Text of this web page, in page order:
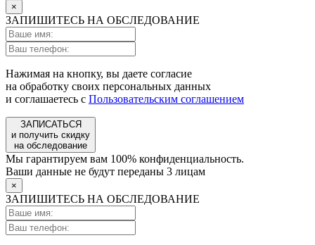
×
ЗАПИШИТЕСЬ НА ОБСЛЕДОВАНИЕ
Нажимая на кнопку, вы даете согласие
на обработку своих персональных данных
и соглашаетесь с Пользовательским соглашением
ЗАПИСАТЬСЯ
и получить скидку
на обследование
Мы гарантируем вам 100% конфиденциальность.
Ваши данные не будут переданы 3 лицам
×
ЗАПИШИТЕСЬ НА ОБСЛЕДОВАНИЕ